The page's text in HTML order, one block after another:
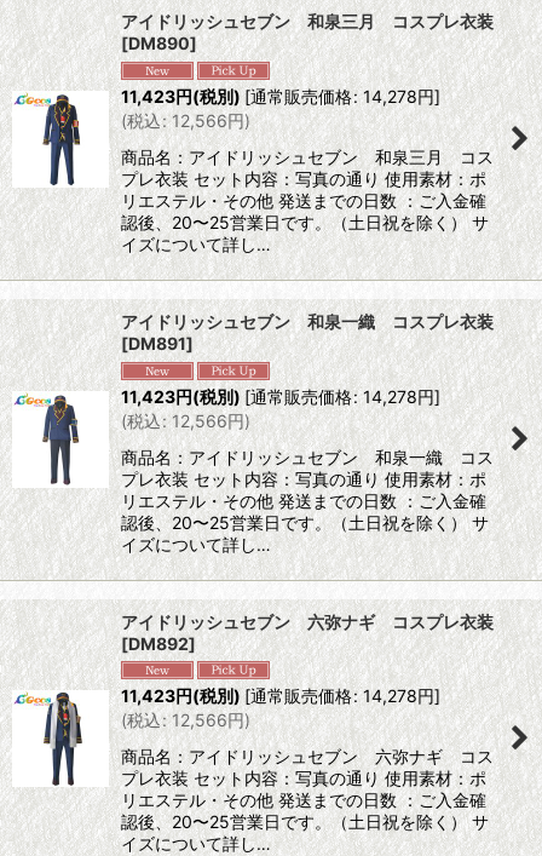
アイドリッシュセブン 和泉三月 コスプレ衣装
[DM890]
11,423円(税別) [通常販売価格: 14,278円]
(税込: 12,566円)
商品名：アイドリッシュセブン 和泉三月 コス
プレ衣装 セット内容：写真の通り 使用素材：ポ
リエステル・その他 発送までの日数 ：ご入金確
認後、20〜25営業日です。（土日祝を除く） サ
イズについて詳し…
アイドリッシュセブン 和泉一織 コスプレ衣装
[DM891]
11,423円(税別) [通常販売価格: 14,278円]
(税込: 12,566円)
商品名：アイドリッシュセブン 和泉一織 コス
プレ衣装 セット内容：写真の通り 使用素材：ポ
リエステル・その他 発送までの日数 ：ご入金確
認後、20〜25営業日です。（土日祝を除く） サ
イズについて詳し…
アイドリッシュセブン 六弥ナギ コスプレ衣装
[DM892]
11,423円(税別) [通常販売価格: 14,278円]
(税込: 12,566円)
商品名：アイドリッシュセブン 六弥ナギ コス
プレ衣装 セット内容：写真の通り 使用素材：ポ
リエステル・その他 発送までの日数 ：ご入金確
認後、20〜25営業日です。（土日祝を除く） サ
イズについて詳し…